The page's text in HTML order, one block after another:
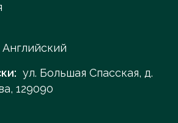
ул. Большая Спасская, д.
129090